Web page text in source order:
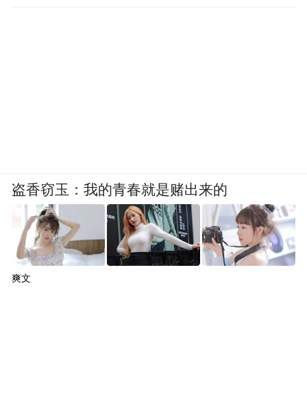
盗香窃玉：我的青春就是赌出来的
爽文